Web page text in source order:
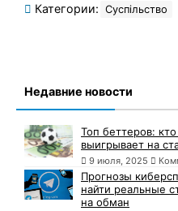
Категории: Суспільство
Недавние новости
Топ беттеров:
выигрывает на
9 июля, 2025
Прогнозы
найти реальные
на обман